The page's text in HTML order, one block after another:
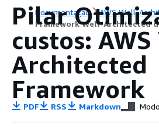
Documentação
AWS Well-
Framework Well-Architected
Pilar
custos:
Architected
Framework
PDF RSS Markdown